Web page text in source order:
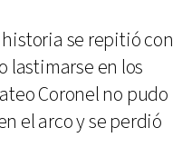
se repitió con
lastimarse en los
Coronel no pudo
el arco y se perdió